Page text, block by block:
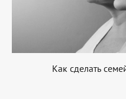
Как сделать